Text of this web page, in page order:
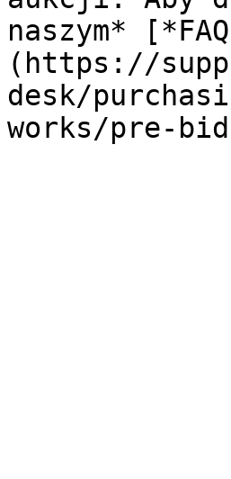
naszym*
(https://
desk/